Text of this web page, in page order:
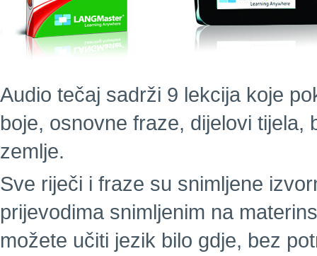
Audio tečaj sadrži 9 lekcija koje
boje, osnovne fraze, dijelovi
zemlje.
Sve riječi i fraze su snimljene
prijevodima snimljenim na
možete učiti jezik bilo gdje, bez